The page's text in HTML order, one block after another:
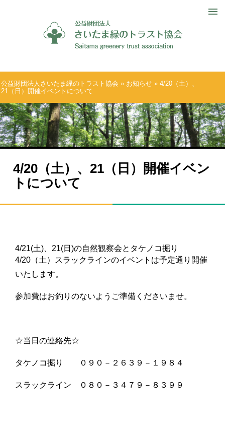
公益財団法人さいたま緑のトラスト協会 » お知らせ » 4/20（土）、
21（日）開催イベントについて
4/20（土）、21（日）開催イベン
トについて
4/21(土)、21(日)の自然観察会とタケノコ掘り
4/20（土）スラックラインのイベントは予定通り開催
いたします。
参加費はお釣りのないようご準備くださいませ。
☆当日の連絡先☆
タケノコ掘り ０９０－２６３９－１９８４
スラックライン ０８０－３４７９－８３９９